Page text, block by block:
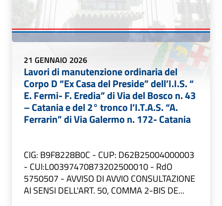
21 GENNAIO 2026
Lavori di manutenzione ordinaria del
Corpo D “Ex Casa del Preside” dell’I.I.S. “
E. Fermi- F. Eredia” di Via del Bosco n. 43
– Catania e del 2° tronco l’I.T.A.S. “A.
Ferrarin” di Via Galermo n. 172- Catania
CIG: B9F8228B0C - CUP: D62B25004000003
- CUI:L00397470873202500010 - RdO
5750507 - AVVISO DI AVVIO CONSULTAZIONE
AI SENSI DELL'ART. 50, COMMA 2-BIS DE...